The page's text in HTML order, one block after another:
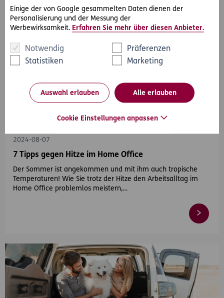
Einige der von Google gesammelten Daten dienen der
Personalisierung und der Messung der
Werbewirksamkeit. Erfahren Sie mehr über diesen Anbieter.
Notwendig
Präferenzen
Statistiken
Marketing
Auswahl erlauben Alle erlauben
Cookie Einstellungen anpassen
#Home-Office
2024-08-07
7 Tipps gegen Hitze im Home Office
Der Sommer ist angekommen und mit ihm auch tropische
Temperaturen! Wie Sie trotz der Hitze den Arbeitsalltag im
Home Office problemlos meistern,…